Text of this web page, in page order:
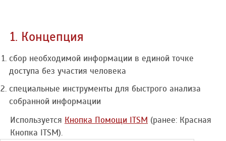
1. Концепция
сбор необходимой информации в единой точке
доступа без участия человека
специальные инструменты для быстрого анализа
собранной информации
Используется Кнопка Помощи ITSM (ранее: Красная
Кнопка ITSM).